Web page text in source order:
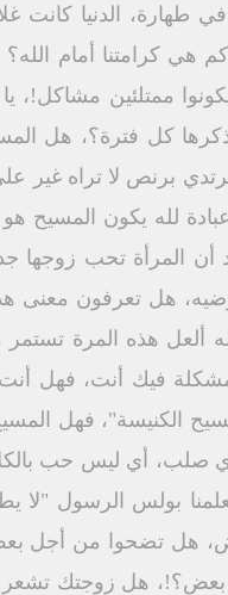
طهارة، الدنيا كانت
هي كرامتنا أمام الله؟
ويكونوا ممتلئين
كل فترة؟، هل
برنص لا تراه غير
لله يكون المسيح
أن المرأة تحب زوجها
هل تعرفون معنى
له ألعل هذه المرة
فيك أنت، فهل
الكنيسة"، فهل
أي صلب، أي ليس حب
بولس الرسول
هل تضحوا من أجل
بعض؟!، هل زوجتك